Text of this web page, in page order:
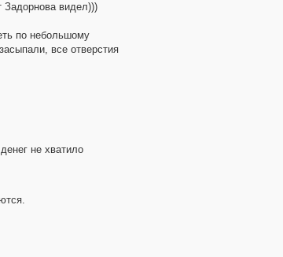
видел)))
по небольшому
все отверстия
не хватило